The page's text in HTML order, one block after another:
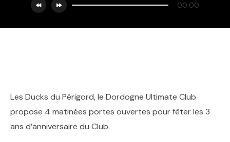
00:00
Les Ducks du Périgord, le Dordogne Ultimate Club
propose 4 matinées portes ouvertes pour fêter les 3
ans d’anniversaire du Club.